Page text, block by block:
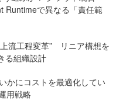
Runtimeで異なる「責任範
流工程変革” リニア構想を
る組織設計
かにコストを最適化してい
用戦略